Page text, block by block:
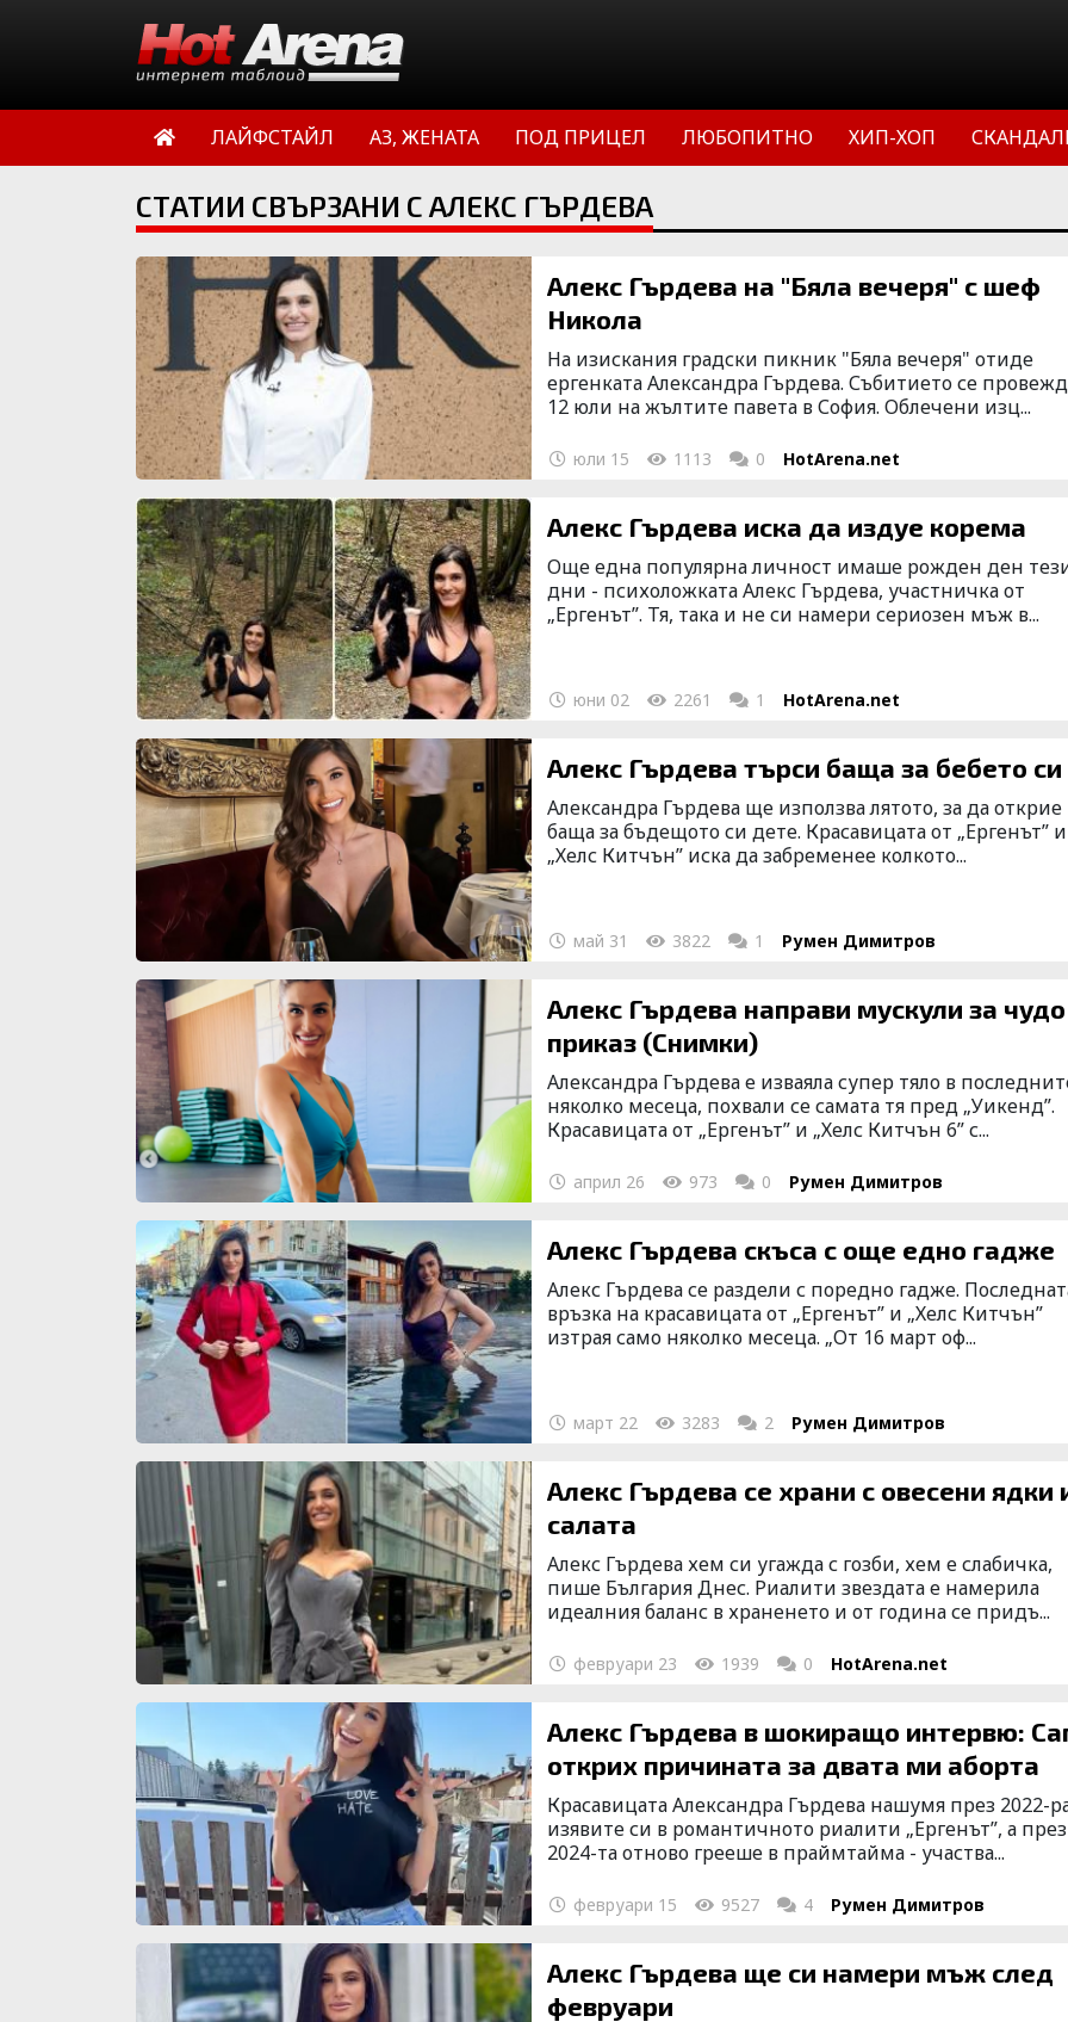
ЛАЙФСТАЙЛ АЗ, ЖЕНАТА ПОД ПРИЦЕЛ ЛЮБОПИТНО ХИП-ХОП
СТАТИИ СВЪРЗАНИ С АЛЕКС ГЪРДЕВА
Алекс Гърдева на "Бяла вечеря" с шеф
Никола
На изискания градски пикник "Бяла вечеря" отиде
ергенката Александра Гърдева. Събитието се
12 юли на жълтите павета в София. Облечени изц...
юли 15 1113 0 HotArena.net
Алекс Гърдева иска да издуе корема
Още една популярна личност имаше рожден ден
дни - психоложката Алекс Гърдева, участничка от
„Ергенът”. Тя, така и не си намери сериозен мъж в...
юни 02 2261 1 HotArena.net
Алекс Гърдева търси баща за бебето си
Александра Гърдева ще използва лятото, за да открие
баща за бъдещото си дете. Красавицата от „Ергенът” и
„Хелс Китчън” иска да забременее колкото...
май 31 3822 1 Румен Димитров
Алекс Гърдева направи мускули за чудо и
приказ (Снимки)
Александра Гърдева е изваяла супер тяло в
няколко месеца, похвали се самата тя пред „Уикенд”.
Красавицата от „Ергенът” и „Хелс Китчън 6” с...
април 26 973 0 Румен Димитров
Алекс Гърдева скъса с още едно гадже
Алекс Гърдева се раздели с поредно гадже.
връзка на красавицата от „Ергенът” и „Хелс Китчън”
изтрая само няколко месеца. „От 16 март оф...
март 22 3283 2 Румен Димитров
Алекс Гърдева се храни с овесени ядки
салата
Алекс Гърдева хем си угажда с гозби, хем е слабичка,
пише България Днес. Риалити звездата е намерила
идеалния баланс в храненето и от година се придъ...
февруари 23 1939 0 HotArena.net
Алекс Гърдева в шокиращо интервю:
открих причината за двата ми аборта
Красавицата Александра Гърдева нашумя през 2022-
изявите си в романтичното риалити „Ергенът”, а през
2024-та отново грееше в праймтайма - участва...
февруари 15 9527 4 Румен Димитров
Алекс Гърдева ще си намери мъж след
февруари